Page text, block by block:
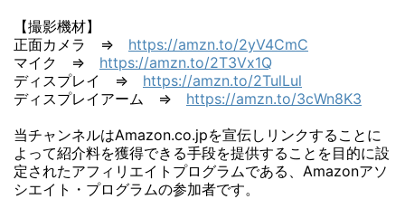
【撮影機材】
正面カメラ ⇒ https://amzn.to/2yV4CmC
マイク ⇒ https://amzn.to/2T3Vx1Q
ディスプレイ ⇒ https://amzn.to/2TulLul
ディスプレイアーム ⇒ https://amzn.to/3cWn8K3
当チャンネルはAmazon.co.jpを宣伝しリンクすることに
よって紹介料を獲得できる手段を提供することを目的に設
定されたアフィリエイトプログラムである、Amazonアソ
シエイト・プログラムの参加者です。